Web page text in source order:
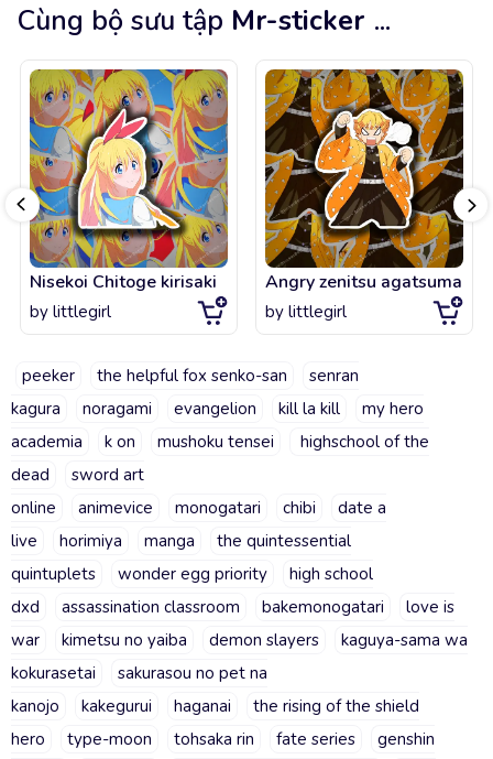
Cùng bộ sưu tập Mr-sticker ...
Nisekoi Chitoge kirisaki
by littlegirl
Angry zenitsu agatsuma
by littlegirl
peeker the helpful fox senko-san
senran
kagura
noragami evangelion kill la kill
my hero
academia
k on mushoku tensei
highschool of the
dead
sword art
online
animevice monogatari chibi
date a
live
horimiya manga
the quintessential
quintuplets
wonder egg priority
high school
dxd
assassination classroom bakemonogatari
love is
war
kimetsu no yaiba demon slayers
kaguya-sama wa
kokurasetai
sakurasou no pet na
kanojo
kakegurui haganai
the rising of the shield
hero
type-moon tohsaka rin fate series
genshin